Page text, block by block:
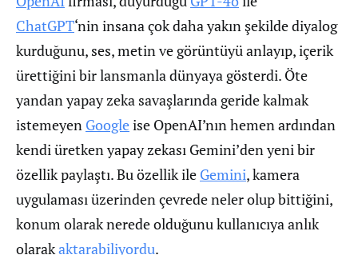
ChatGPT‘nin insana çok daha yakın şekilde diyalog
kurduğunu, ses, metin ve görüntüyü anlayıp, içerik
ürettiğini bir lansmanla dünyaya gösterdi. Öte
yandan yapay zeka savaşlarında geride kalmak
istemeyen Googleise OpenAI’nın hemen ardından
kendi üretken yapay zekası Gemini’den yeni bir
özellik paylaştı. Bu özellik ile Gemini, kamera
uygulaması üzerinden çevrede neler olup bittiğini,
konum olarak nerede olduğunu kullanıcıya anlık
olarakaktarabiliyordu.